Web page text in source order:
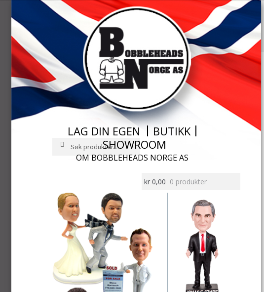
navigasjon
innhold
Søk
Søk
LAG DIN EGEN
BUTIKK
SHOWROOM
OM BOBBLEHEADS NORGE AS
kr0,00 0 produkter